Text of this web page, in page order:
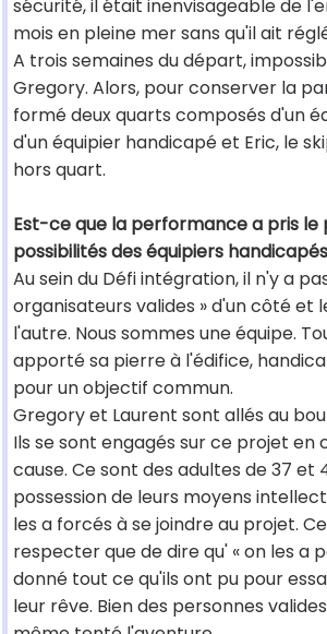
sécurité, il était inenvisageable de
mois en pleine mer sans qu'il ait
A trois semaines du départ,
Gregory. Alors, pour conserver la
formé deux quarts composés d'un
d'un équipier handicapé et Eric, le
hors quart.
Est-ce que la performance a pris le
possibilités des équipiers
Au sein du Défi intégration, il n'y a
organisateurs valides » d'un côté et
l'autre. Nous sommes une équipe.
apporté sa pierre à l'édifice,
pour un objectif commun.
Gregory et Laurent sont allés au
Ils se sont engagés sur ce projet en
cause. Ce sont des adultes de 37 et
possession de leurs moyens
les a forcés à se joindre au projet.
respecter que de dire qu' « on les a
donné tout ce qu'ils ont pu pour
leur rêve. Bien des personnes